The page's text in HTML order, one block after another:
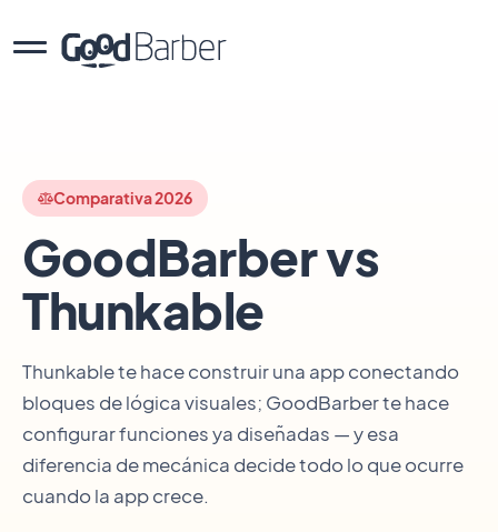
Comparativa 2026
GoodBarber vs
Thunkable
Thunkable te hace construir una app conectando
bloques de lógica visuales; GoodBarber te hace
configurar funciones ya diseñadas — y esa
diferencia de mecánica decide todo lo que ocurre
cuando la app crece.